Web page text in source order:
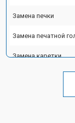
Замена печки
Замена печатной
Замена каретки
Замена блока